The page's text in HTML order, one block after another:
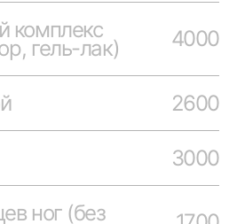
комплекс
гель-лак) 4000
2600
3000
ног (без